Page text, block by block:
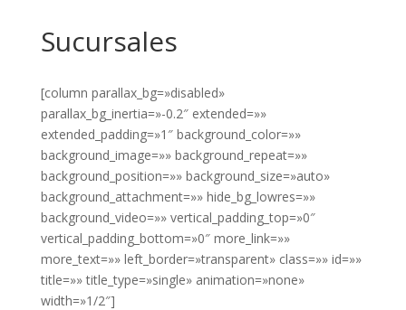
Sucursales
[column parallax_bg=»disabled»
parallax_bg_inertia=»-0.2″ extended=»»
extended_padding=»1″ background_color=»»
background_image=»» background_repeat=»»
background_position=»» background_size=»auto»
background_attachment=»» hide_bg_lowres=»»
background_video=»» vertical_padding_top=»0″
vertical_padding_bottom=»0″ more_link=»»
more_text=»» left_border=»transparent» class=»» id=»»
title=»» title_type=»single» animation=»none»
width=»1/2″]